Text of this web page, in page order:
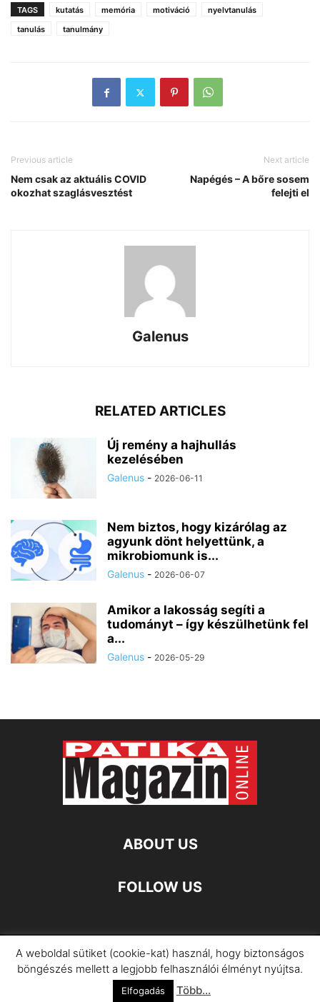
TAGS kutatás memória motiváció
nyelvtanulás
tanulás
tanulmány
Previous article
Nem csak az aktuális COVID
okozhat szaglásvesztést
Next article
Napégés – A bőre sosem
felejti el
Galenus
RELATED ARTICLES
Új remény a hajhullás
kezelésében
Galenus - 2026-06-11
Nem biztos, hogy kizárólag az
agyunk dönt helyettünk, a
mikrobiomunk is...
Galenus - 2026-06-07
Amikor a lakosság segíti a
tudományt – így készülhetünk fel
a...
Galenus - 2026-05-29
ABOUT US
FOLLOW US
Impresszum Adatkezelési Információ
©
A weboldal sütiket (cookie-kat) használ, hogy biztonságos
böngészés mellett a legjobb felhasználói élményt nyújtsa.
Elfogadás Több...